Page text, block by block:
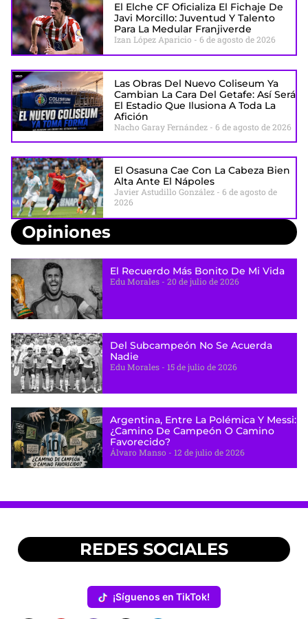
El Elche CF Oficializa El Fichaje De
Javi Morcillo: Juventud Y Talento
Para La Medular Franjiverde
Izan López Aparicio 6 de agosto de 2026
Las Obras Del Nuevo Coliseum Ya
Cambian La Cara Del Getafe: Así Será
El Estadio Que Ilusiona A Toda La
Afición
Nacho Garay Fernández 6 de agosto de 2026
El Osasuna Cae Con La Cabeza Bien
Alta Ante El Nápoles
Javier Astudillo González
6 de agosto de
2026
Opiniones
El Recuerdo Más Bonito De Mi Vida
Edu Morales 20 de julio de 2026
Del Subcampeón No Se Acuerda
Nadie
Edu Morales 15 de julio de 2026
Argentina, Entre La Polémica Y Messi:
¿camino De Campeón O Camino
Favorecido?
Álvaro Manso 12 de julio de 2026
REDES SOCIALES
¡Síguenos en TikTok!